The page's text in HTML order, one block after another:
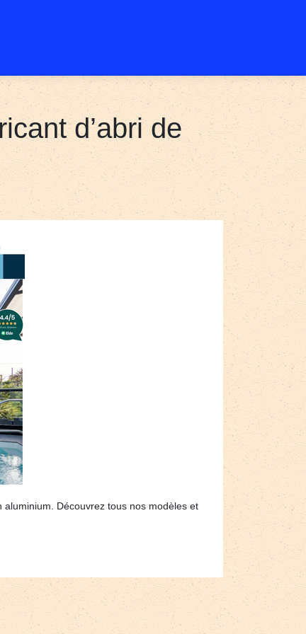
d’abri de
Découvrez tous nos modèles et